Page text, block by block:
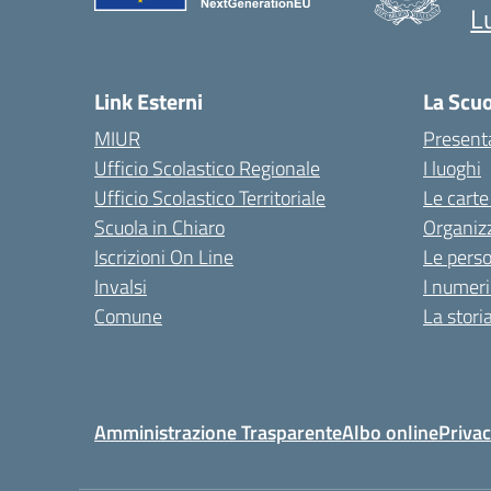
Link Esterni
MIUR
Ufficio Scolastico Regionale
Ufficio Scolastico Territoriale
Scuola in Chiaro
Iscrizioni On Line
Invalsi
Comune
La
I luoghi
Le
Le
I
La
Amministrazione TrasparenteAlbo online